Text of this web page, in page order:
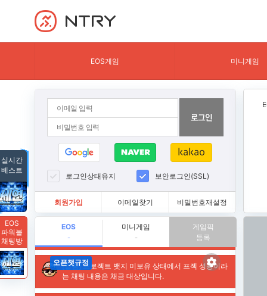
NTRY
EOS게임 미니게임
로그인상태유지 보안로그인(SSL)
회원가입 이메일찾기 비밀번호재설정
EOS
-
미니게임
-
게임픽
등록
실시간
베스트
EOS
파워볼
채팅방